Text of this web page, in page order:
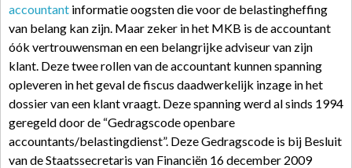
accountant informatie oogsten die voor de belastingheffing
van belang kan zijn. Maar zeker in het MKB is de accountant
óók vertrouwensman en een belangrijke adviseur van zijn
klant. Deze twee rollen van de accountant kunnen spanning
opleveren in het geval de fiscus daadwerkelijk inzage in het
dossier van een klant vraagt. Deze spanning werd al sinds 1994
geregeld door de “Gedragscode openbare
accountants/belastingdienst”. Deze Gedragscode is bij Besluit
van de Staatssecretaris van Financiën 16 december 2009